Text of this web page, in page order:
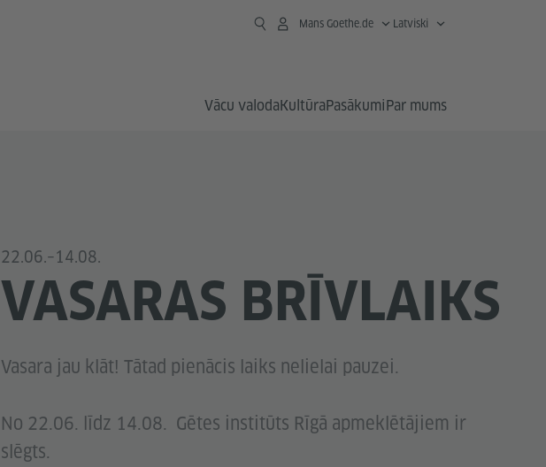
Mans Goethe.de Latviski
Vācu valodaKultūraPasākumiPar mums
22.06.–14.08.
VASARAS BRĪVLAIKS
Vasara jau klāt! Tātad pienācis laiks nelielai pauzei.
No 22.06. līdz 14.08. Gētes institūts Rīgā apmeklētājiem ir
slēgts.